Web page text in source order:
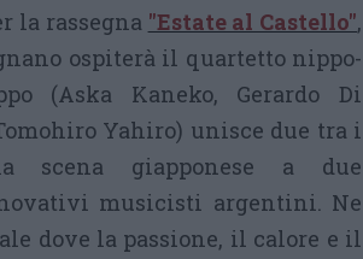
la rassegna "Estate al Castello",
ospiterà il quartetto nippo-
(Aska Kaneko, Gerardo Di
Yahiro) unisce due tra i
scena giapponese a due
musicisti argentini. Ne
dove la passione, il calore e il